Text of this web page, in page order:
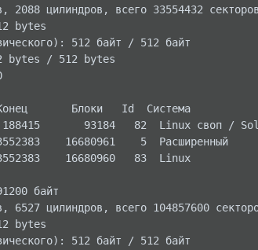
2088 цилиндров, всего 33554432 секторов
bytes
512 байт / 512 байт
bytes / 512 bytes
Блоки   Id  Система
93184   82  Linux своп /
16680961    5  Расширенный
16680960   83  Linux
байт
6527 цилиндров, всего 104857600
bytes
512 байт / 512 байт